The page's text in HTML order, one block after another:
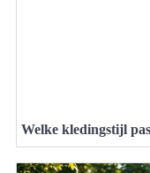
Welke kledingstijl